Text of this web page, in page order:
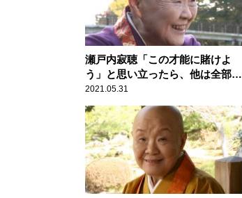
瀬戸内寂聴「この才能に賭けよ
う」と思い立ったら、他は全部捨
てましょう
2021.05.31